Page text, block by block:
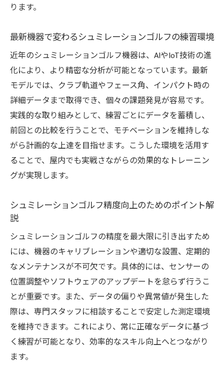
練習効果を高める飛距離データの活用テク
ニック
精度重視のシュミレーションゴルフ活用法
継続練習に活きる最新機器の活用術
最新技術がシュミレーションゴルフ練習を
進化させる
高精度シュミレーションゴルフ機器の選び
方と特徴
インドア環境で実現する継続的なシュミレ
ーションゴルフ
実用性
精度を実感できるシュミレーションゴルフ
機器比較
練習効果を最大化するための分析視点
シュミレーションゴルフの練習効果を最大
化するコツ
データ分析で明確にするシュミレーション
ゴルフの課題
ります。
最新機器で変わるシュミレーションゴルフの練習環境
近年のシュミレーションゴルフ機器は、AIやIoT技術の進
化により、より精密な分析が可能となっています。最新
モデルでは、クラブ軌道やフェース角、インパクト時の
詳細データまで取得でき、個々の課題発見が容易です。
実践的な取り組みとして、練習ごとにデータを蓄積し、
前回との比較を行うことで、モチベーションを維持しな
がら計画的な上達を目指せます。こうした環境を活用す
ることで、屋内でも実戦さながらの効果的なトレーニン
グが実現します。
シュミレーションゴルフ精度向上のためのポイント解
説
シュミレーションゴルフの精度を最大限に引き出すため
には、機器のキャリブレーションや適切な設置、定期的
なメンテナンスが不可欠です。具体的には、センサーの
位置調整やソフトウェアのアップデートを怠らず行うこ
とが重要です。また、データの偏りや異常値が発生した
際は、専門スタッフに相談することで安定した測定環境
を維持できます。これにより、常に正確なデータに基づ
く練習が可能となり、効率的なスキル向上へとつながり
ます。